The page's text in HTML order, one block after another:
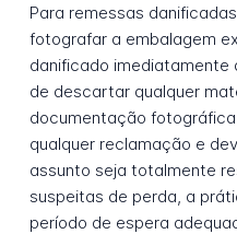
Para remessas
fotografar a embalagem
danificado
de descartar qualquer
documentação
qualquer reclamação e
assunto seja totalmente
suspeitas de perda, a
período de espera